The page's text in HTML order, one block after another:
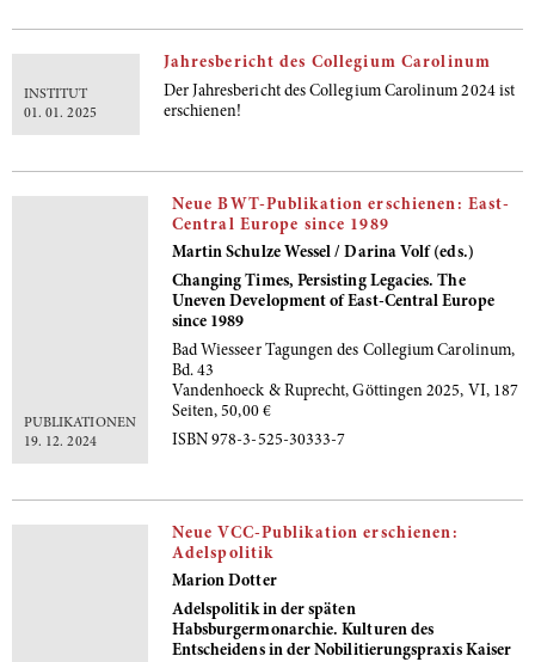
INSTITUT
01. 01. 2025
Jahresbericht des Collegium Carolinum
Der Jahresbericht des Collegium Carolinum 2024 ist
erschienen!
PUBLIKATIONEN
19. 12. 2024
Neue BWT-Publikation erschienen: East-
Central Europe since 1989
Martin Schulze Wessel / Darina Volf (eds.)
Changing Times, Persisting Legacies. The
Uneven Development of East-Central Europe
since 1989
Bad Wiesseer Tagungen des Collegium Carolinum,
Bd. 43
Vandenhoeck & Ruprecht, Göttingen 2025, VI, 187
Seiten, 50,00 €
ISBN 978-3-525-30333-7
Neue VCC-Publikation erschienen:
Adelspolitik
Marion Dotter
Adelspolitik in der späten
Habsburgermonarchie. Kulturen des
Entscheidens in der Nobilitierungspraxis Kaiser